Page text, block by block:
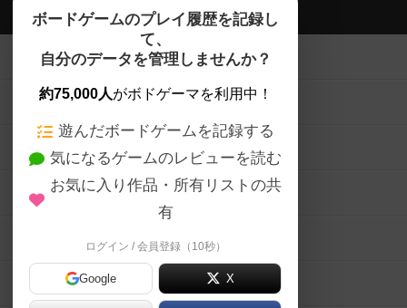
ボードゲームのプレイ履歴を記録し
て、
自分のデータを管理しませんか？
約75,000人がボドゲーマを利用中！
遊んだボードゲームを記録する
気になるゲームのレビューを読む
お気に入り作品・所有リストの共
有
ログイン / 会員登録（10秒）
Google X
ボドゲーマTOP
ボードゲームを検索する
ボードゲームの新着レビュー
ボードゲーム会情報
メカニクス特集
掲示板・トピックス
ボドとも・会員一覧